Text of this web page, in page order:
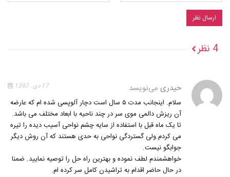
4 نظر
حیدری می‌نویسد 17 دی , 1397
سلام. اینجانب مدت ۵ سال است دچار آلوپسی شده ام که عارضه
آن ریزش دالمی موی سر در چند ناحیه با ابعاد مختلف می باشد.
تا یک ماه قبل با استفاده از سایه چشم نواحی آسیب دیده را تیره
می کردم.ولی گستردگی نواحی به حدی هستند که آن روش دیگر
جوابگو نیست.
خواهشمندم لطف نموده و بهترین راه حل را توصیه نمایید. ضمنا
در حال حاضر اقدام به تراشیدن کامل سر کرده ام.